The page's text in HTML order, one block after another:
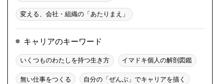
変える、会社・組織の「あたりまえ」
キャリアのキーワード
いくつものわたしを持つ生き方 イマドキ個人の解剖図鑑
無い仕事をつくる 自分の「ぜんぶ」でキャリアを描く